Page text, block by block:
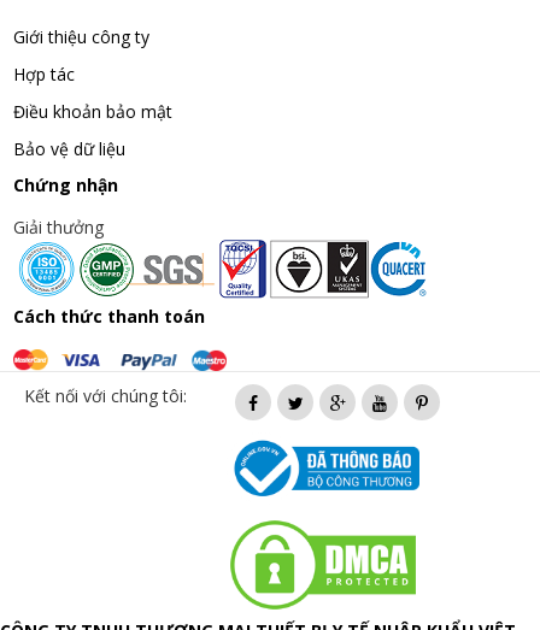
Giới thiệu công ty
Hợp tác
Điều khoản bảo mật
Bảo vệ dữ liệu
Chứng nhận
Giải thưởng
Cách thức thanh toán
Kết nối với chúng tôi: